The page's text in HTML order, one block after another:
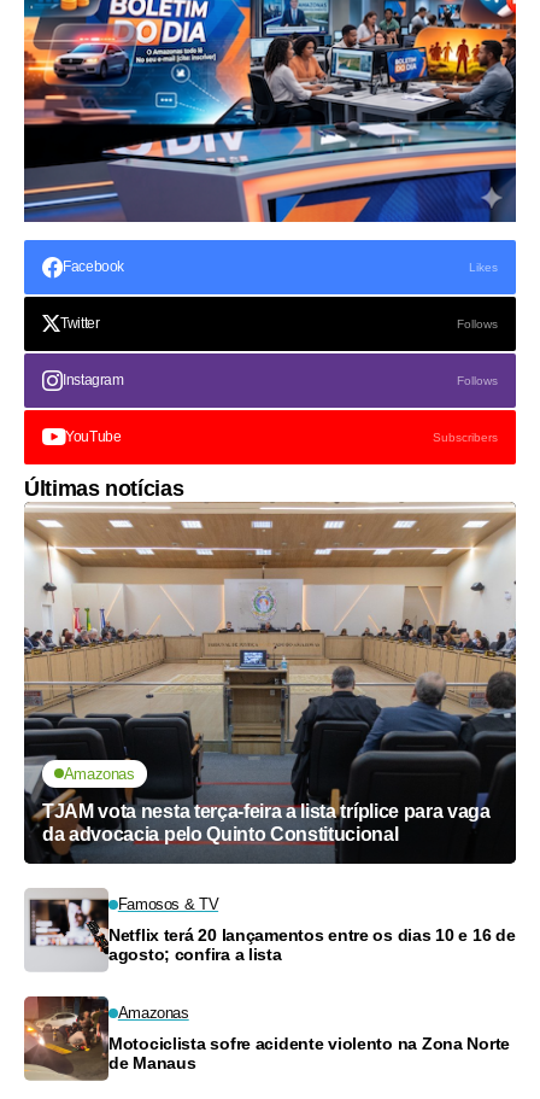
Facebook Likes
Twitter Follows
Instagram Follows
YouTube Subscribers
Últimas notícias
Amazonas
TJAM vota nesta terça-feira a lista tríplice para vaga
da advocacia pelo Quinto Constitucional
Famosos & TV
Netflix terá 20 lançamentos entre os dias 10 e 16 de
agosto; confira a lista
Amazonas
Motociclista sofre acidente violento na Zona Norte
de Manaus